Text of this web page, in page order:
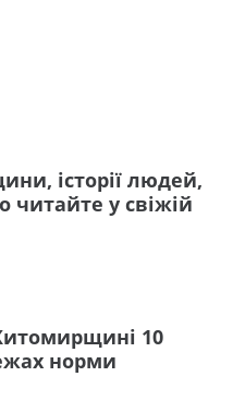
історії людей,
читайте у свіжій
10
норми